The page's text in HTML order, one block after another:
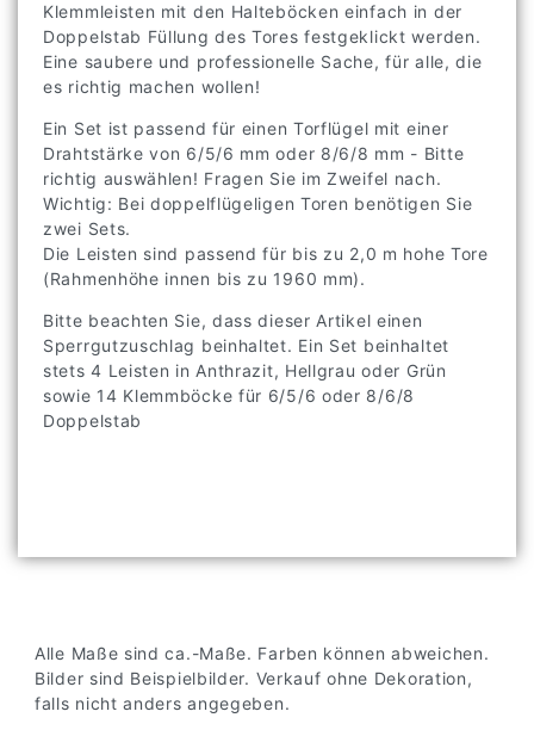
Klemmleisten mit den Halteböcken einfach in der
Doppelstab Füllung des Tores festgeklickt werden.
Eine saubere und professionelle Sache, für alle, die
es richtig machen wollen!
Ein Set ist passend für einen Torflügel mit einer
Drahtstärke von 6/5/6 mm oder 8/6/8 mm - Bitte
richtig auswählen! Fragen Sie im Zweifel nach.
Wichtig: Bei doppelflügeligen Toren benötigen Sie
zwei Sets.
Die Leisten sind passend für bis zu 2,0 m hohe Tore
(Rahmenhöhe innen bis zu 1960 mm).
Bitte beachten Sie, dass dieser Artikel einen
Sperrgutzuschlag beinhaltet. Ein Set beinhaltet
stets 4 Leisten in Anthrazit, Hellgrau oder Grün
sowie 14 Klemmböcke für 6/5/6 oder 8/6/8
Doppelstab
Alle Maße sind ca.-Maße. Farben können abweichen.
Bilder sind Beispielbilder. Verkauf ohne Dekoration,
falls nicht anders angegeben.